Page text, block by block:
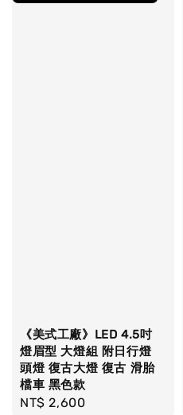
《美式工廠》LED 4.5吋
燈眉型 大燈組 附日行燈
頭燈 復古大燈 復古 滑胎
檔車 黑色款
Regular
NT$ 2,600